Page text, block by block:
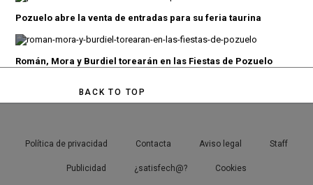
Pozuelo abre la venta de entradas para su feria taurina
Román, Mora y Burdiel torearán en las Fiestas de Pozuelo
BACK TO TOP
Política de privacidad Contacta Aviso legal Staff
Publicidad ¿satisfech@? Cookies